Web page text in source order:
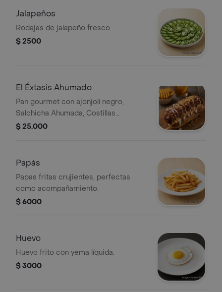
Jalapeños
Rodajas de jalapeño fresco.
$ 2500
El Éxtasis Ahumado
Pan gourmet con ajonjolí negro,
Salchicha Ahumada, Costillas
Ahumadas, Tocineta, Cebolla crispy,
$ 25.000
Papás
Papas fritas crujientes, perfectas
como acompañamiento.
$ 6000
Huevo
Huevo frito con yema líquida.
$ 3000